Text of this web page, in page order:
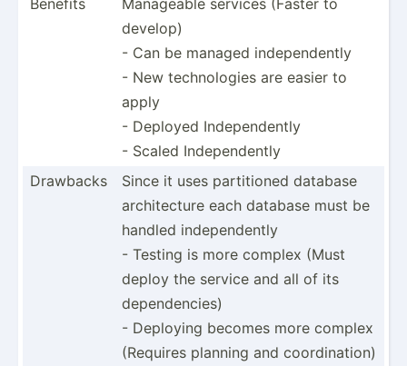
develop)
- Can be managed indepe­ndently
- New techno­logies are easier to
apply
- Deployed Indepe­ndently
- Scaled Indepe­ndently
Drawbacks
Since it uses partit­ioned database
archit­ecture each database must be
handled indepe­ndently
- Testing is more complex (Must
deploy the service and all of its
depend­encies)
- Deploying becomes more complex
(Requires planning and coordi­nation)